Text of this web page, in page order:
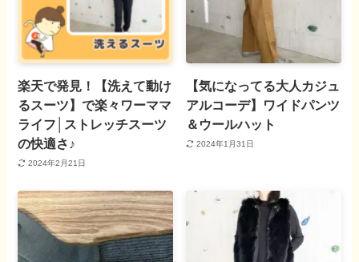
楽天で発見！【洗えて動け
るスーツ】で楽々ワーママ
ライフ│ストレッチスーツ
の快適さ♪
2024年2月21日
【気になってる大人カジュ
アルコーデ】ワイドパンツ
＆ウールハット
2024年1月31日